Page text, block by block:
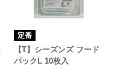
定番
【T】シーズンズ フード
パックL 10枚入